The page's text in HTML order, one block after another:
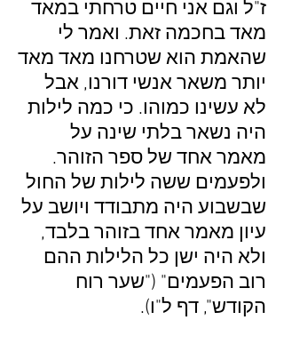
ז"ל וגם אני חיים טרחתי במאד
מאד בחכמה זאת. ואמר לי
שהאמת הוא שטרחנו מאד מאד
יותר משאר אנשי דורנו, אבל
לא עשינו כמוהו. כי כמה לילות
היה נשאר בלתי שינה על
מאמר אחד של ספר הזוהר.
ולפעמים ששה לילות של החול
שבשבוע היה מתבודד ויושב על
עיון מאמר אחד בזוהר בלבד,
ולא היה ישן כל הלילות ההם
רוב הפעמים" ("שער רוח
הקודש", דף ל"ו).